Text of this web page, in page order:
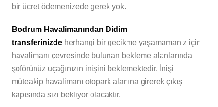
bir ücret ödemenizede gerek yok.
Bodrum Havalimanından Didim
transferinizde herhangi bir gecikme yaşamamanız için
havalimanı çevresinde bulunan bekleme alanlarında
şoförünüz uçağınızın inişini beklemektedir. İnişi
müteakip havalimanı otopark alanına girerek çıkış
kapısında sizi bekliyor olacaktır.